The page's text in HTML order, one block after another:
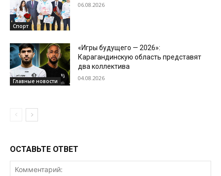
Спорт
06.08.2026
Главные новости
«Игры будущего — 2026»:
Карагандинскую область представят
два коллектива
04.08.2026
ОСТАВЬТЕ ОТВЕТ